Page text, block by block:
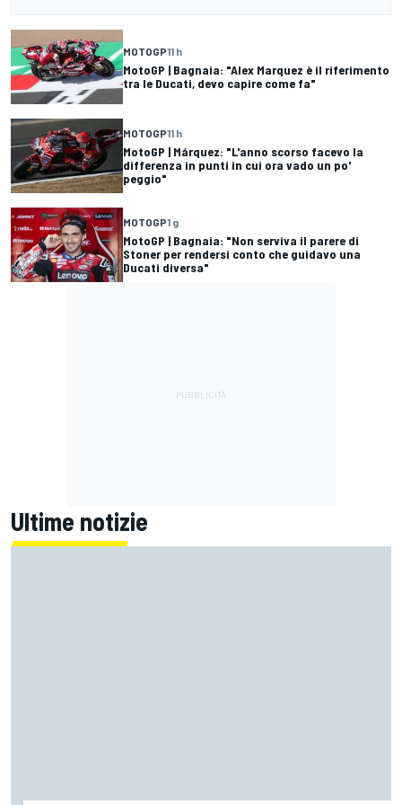
MOTOGP11 h
MotoGP | Bagnaia: "Alex Marquez è il riferimento
tra le Ducati, devo capire come fa"
MOTOGP11 h
MotoGP | Márquez: "L'anno scorso facevo la
differenza in punti in cui ora vado un po'
peggio"
MOTOGP1 g
MotoGP | Bagnaia: "Non serviva il parere di
Stoner per rendersi conto che guidavo una
Ducati diversa"
Ultime notizie